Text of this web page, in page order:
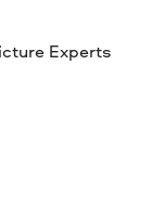
Experts